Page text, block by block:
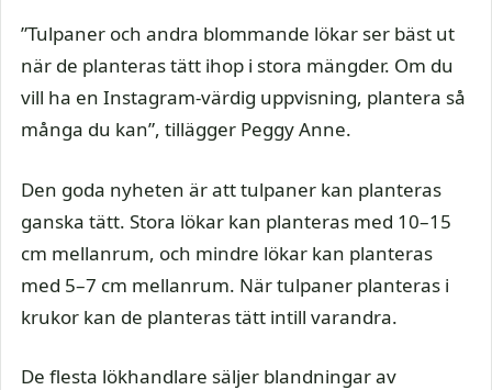
”Tulpaner och andra blommande lökar ser bäst ut
när de planteras tätt ihop i stora mängder. Om du
vill ha en Instagram-värdig uppvisning, plantera så
många du kan”, tillägger Peggy Anne.
Den goda nyheten är att tulpaner kan planteras
ganska tätt. Stora lökar kan planteras med 10–15
cm mellanrum, och mindre lökar kan planteras
med 5–7 cm mellanrum. När tulpaner planteras i
krukor kan de planteras tätt intill varandra.
De flesta lökhandlare säljer blandningar av